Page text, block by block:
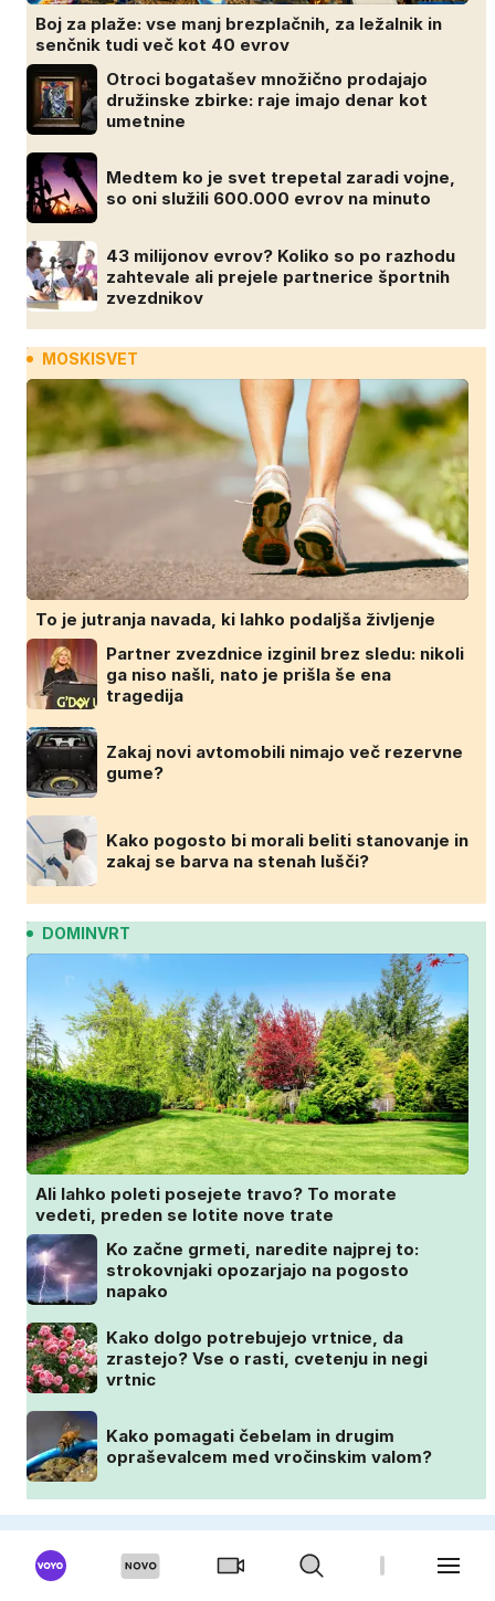
Boj za plaže: vse manj brezplačnih, za ležalnik in
senčnik tudi več kot 40 evrov
Otroci bogatašev množično prodajajo
družinske zbirke: raje imajo denar kot
umetnine
Medtem ko je svet trepetal zaradi vojne,
so oni služili 600.000 evrov na minuto
43 milijonov evrov? Koliko so po razhodu
zahtevale ali prejele partnerice športnih
zvezdnikov
MOSKISVET
To je jutranja navada, ki lahko podaljša življenje
Partner zvezdnice izginil brez sledu: nikoli
ga niso našli, nato je prišla še ena
tragedija
Zakaj novi avtomobili nimajo več rezervne
gume?
Kako pogosto bi morali beliti stanovanje in
zakaj se barva na stenah lušči?
DOMINVRT
Ali lahko poleti posejete travo? To morate
vedeti, preden se lotite nove trate
Ko začne grmeti, naredite najprej to:
strokovnjaki opozarjajo na pogosto
napako
Kako dolgo potrebujejo vrtnice, da
zrastejo? Vse o rasti, cvetenju in negi
vrtnic
Kako pomagati čebelam in drugim
opraševalcem med vročinskim valom?
OKUSNO